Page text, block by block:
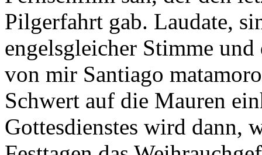
Pilgerfahrt gab. Laudate,
engelsgleicher Stimme
von mir Santiago
Schwert auf die Mauren
Gottesdienstes wird dann,